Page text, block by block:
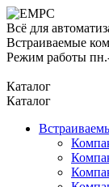
Всё для
Встраиваемые
Режим работы
Каталог
Каталог